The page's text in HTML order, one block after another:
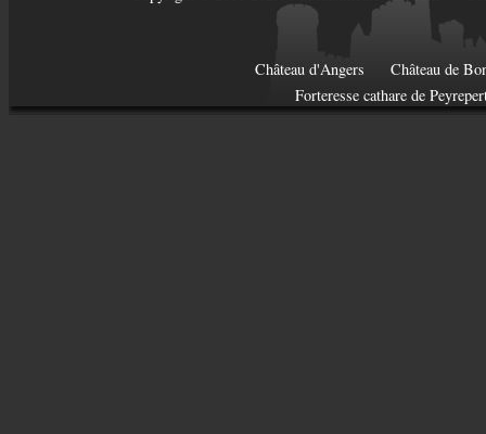
Château d'Angers
Château de
Forteresse cathare de